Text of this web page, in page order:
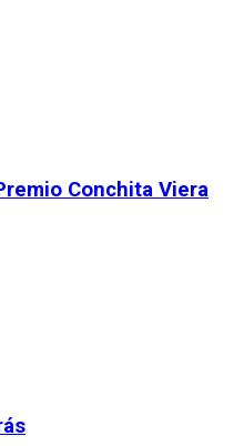
Conchita Viera